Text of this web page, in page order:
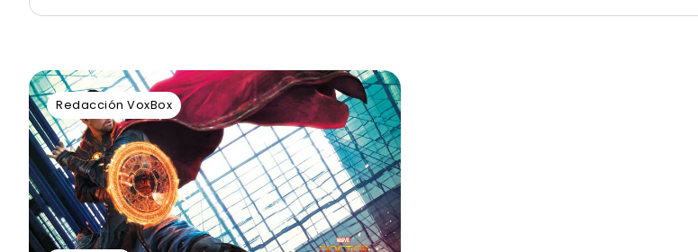
Redacción VoxBox